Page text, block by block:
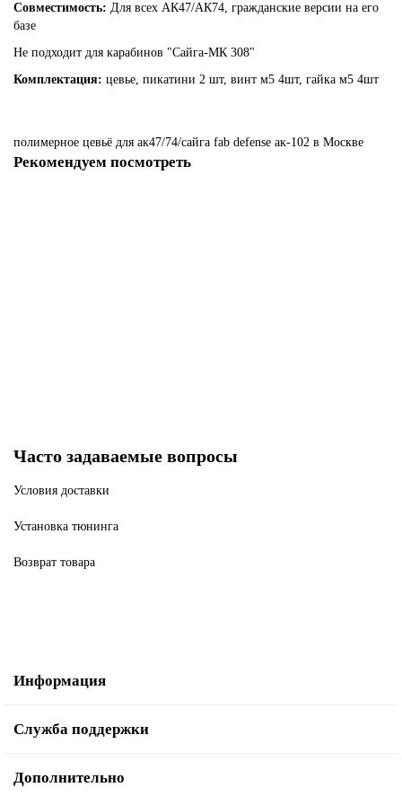
Совместимость: Для всех АК47/АК74, гражданские версии на его
базе
Не подходит для карабинов "Сайга-МК 308"
Комплектация: цевье, пикатини 2 шт, винт м5 4шт, гайка м5 4шт
полимерное цевьё для ак47/74/сайга fab defense ак-102 в Москве
Рекомендуем посмотреть
Часто задаваемые вопросы
Условия доставки
Установка тюнинга
Возврат товара
Информация
Служба поддержки
Дополнительно